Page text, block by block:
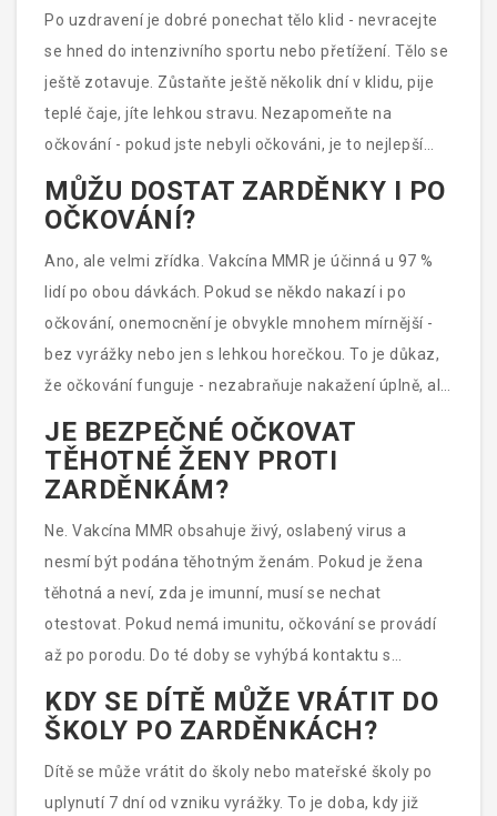
Po uzdravení je dobré ponechat tělo klid - nevracejte
se hned do intenzivního sportu nebo přetížení. Tělo se
ještě zotavuje. Zůstaňte ještě několik dní v klidu, pije
teplé čaje, jíte lehkou stravu. Nezapomeňte na
očkování - pokud jste nebyli očkováni, je to nejlepší
čas, aby jste se nezakažili podruhé.
MŮŽU DOSTAT ZARDĚNKY I PO
OČKOVÁNÍ?
Ano, ale velmi zřídka. Vakcína MMR je účinná u 97 %
lidí po obou dávkách. Pokud se někdo nakazí i po
očkování, onemocnění je obvykle mnohem mírnější -
bez vyrážky nebo jen s lehkou horečkou. To je důkaz,
že očkování funguje - nezabraňuje nakažení úplně, ale
brání těžkému průběhu.
JE BEZPEČNÉ OČKOVAT
TĚHOTNÉ ŽENY PROTI
ZARDĚNKÁM?
Ne. Vakcína MMR obsahuje živý, oslabený virus a
nesmí být podána těhotným ženám. Pokud je žena
těhotná a neví, zda je imunní, musí se nechat
otestovat. Pokud nemá imunitu, očkování se provádí
až po porodu. Do té doby se vyhýbá kontaktu s
nakaženými osobami.
KDY SE DÍTĚ MŮŽE VRÁTIT DO
ŠKOLY PO ZARDĚNKÁCH?
Dítě se může vrátit do školy nebo mateřské školy po
uplynutí 7 dní od vzniku vyrážky. To je doba, kdy již